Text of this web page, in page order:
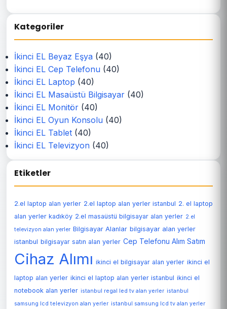
Kategoriler
İkinci EL Beyaz Eşya (40)
İkinci EL Cep Telefonu (40)
İkinci EL Laptop (40)
İkinci EL Masaüstü Bilgisayar (40)
İkinci EL Monitör (40)
İkinci EL Oyun Konsolu (40)
İkinci EL Tablet (40)
İkinci EL Televizyon (40)
Etiketler
2.el laptop alan yerler 2.el laptop alan yerler istanbul 2. el laptop
alan yerler kadıköy 2.el masaüstü bilgisayar alan yerler 2.el
televizyon alan yerler Bilgisayar Alanlar bilgisayar alan yerler
istanbul bilgisayar satın alan yerler Cep Telefonu Alım Satım
Cihaz Alımı ikinci el bilgisayar alan yerler ikinci el
laptop alan yerler ikinci el laptop alan yerler istanbul ikinci el
notebook alan yerler istanbul regal led tv alan yerler istanbul
samsung lcd televizyon alan yerler istanbul samsung lcd tv alan yerler